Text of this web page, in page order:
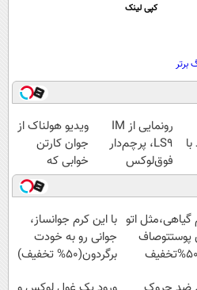
کپی لینک
برتر
رونمایی از IM
LS9، پرچم‌دار
فوق‌لوکس
EREV وارد بازار
ایران شد
ویدیو هولناک از
جوان کارتن
خوابی که
میلیاردر شد.
آموزش رایگان
گیاهی،مثل اتو
پوستتوصاف
با این کرم جوانساز،
جوانی رو به خودت
برگردون(50% تخفیف)